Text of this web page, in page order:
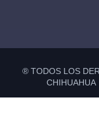
® TODOS LOS